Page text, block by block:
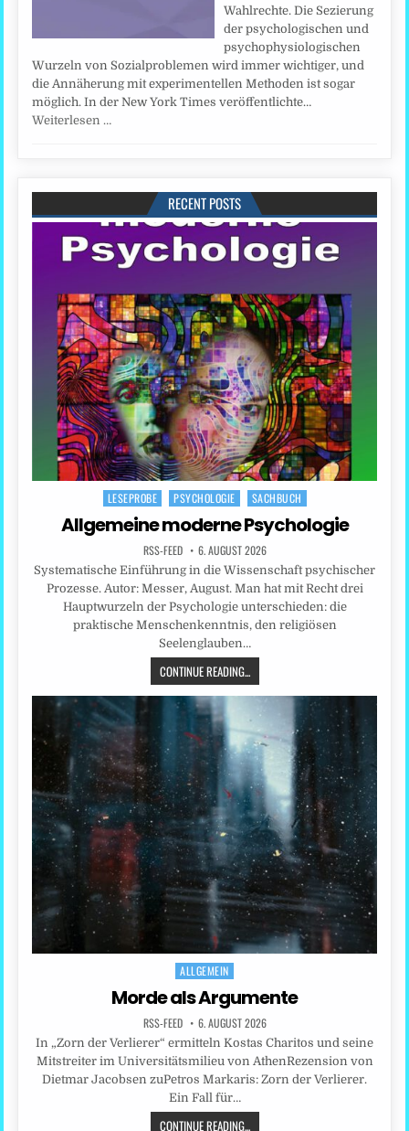
Wahlrechte. Die Sezierung
der psychologischen und
psychophysiologischen
Wurzeln von Sozialproblemen wird immer wichtiger, und
die Annäherung mit experimentellen Methoden ist sogar
möglich. In der New York Times veröffentlichte…
Weiterlesen …
RECENT POSTS
Posted
LESEPROBE PSYCHOLOGIE SACHBUCH
Allgemeine moderne Psychologie
RSS-FEED 6. AUGUST 2026
Systematische Einführung in die Wissenschaft psychischer
Prozesse. Autor: Messer, August. Man hat mit Recht drei
Hauptwurzeln der Psychologie unterschieden: die
praktische Menschenkenntnis, den religiösen
Seelenglauben…
CONTINUE READING...
Posted
in
ALLGEMEIN
Morde als Argumente
RSS-FEED 6. AUGUST 2026
In „Zorn der Verlierer“ ermitteln Kostas Charitos und seine
Mitstreiter im Universitätsmilieu von AthenRezension von
Dietmar Jacobsen zuPetros Markaris: Zorn der Verlierer.
Ein Fall für…
CONTINUE READING...